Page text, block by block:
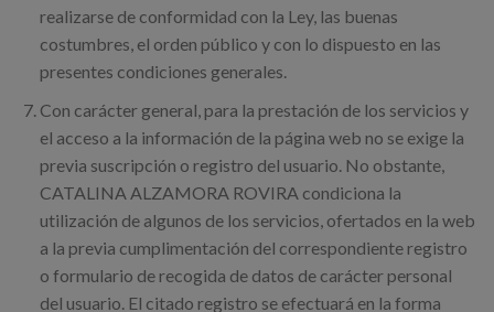
realizarse de conformidad con la Ley, las buenas
costumbres, el orden público y con lo dispuesto en las
presentes condiciones generales.
Con carácter general, para la prestación de los servicios y
el acceso a la información de la página web no se exige la
previa suscripción o registro del usuario. No obstante,
CATALINA ALZAMORA ROVIRA condiciona la
utilización de algunos de los servicios, ofertados en la web
a la previa cumplimentación del correspondiente registro
o formulario de recogida de datos de carácter personal
del usuario. El citado registro se efectuará en la forma